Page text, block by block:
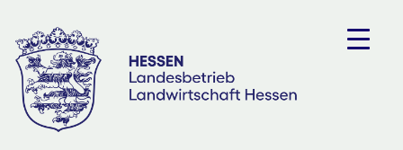
Inhalt
springen